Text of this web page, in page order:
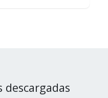
descargadas